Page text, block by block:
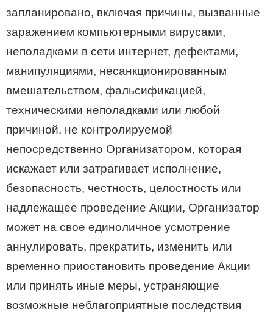
запланировано, включая причины, вызванные
заражением компьютерными вирусами,
неполадками в сети интернет, дефектами,
манипуляциями, несанкционированным
вмешательством, фальсификацией,
техническими неполадками или любой
причиной, не контролируемой
непосредственно Организатором, которая
искажает или затрагивает исполнение,
безопасность, честность, целостность или
надлежащее проведение Акции, Организатор
может на свое единоличное усмотрение
аннулировать, прекратить, изменить или
временно приостановить проведение Акции
или принять иные меры, устраняющие
возможные неблагоприятные последствия